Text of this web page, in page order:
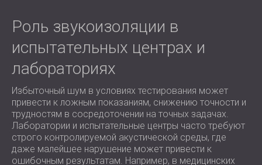
ЗАЛЫ
ЗВУКОИЗОЛЯЦИЯ И АКУСТИЧЕСКИЕ
РЕШЕНИЯ ДЛЯ ТОРГОВЫХ
ПОМЕЩЕНИЙ
ЗВУКОИЗОЛЯЦИЯ И АКУСТИКА ДЛЯ
ОБРАЗОВАТЕЛЬНЫХ УЧРЕЖДЕНИЙ
SOUND INSULATION AND ACOUSTICS
FOR HEALTH CARE FACILITIES
ЗВУКОИЗОЛЯЦИОННЫЕ И
АКУСТИЧЕСКИЕ РЕШЕНИЯ ДЛЯ
POLAND (PL)
FINLAND (FI)
USA (US)
SOUTH AFRICA (ZA)
Роль звукоизоляции в
испытательных центрах и
лабораториях
Избыточный шум в условиях тестирования может
привести к ложным показаниям, снижению точности и
трудностям в сосредоточении на точных задачах.
Лаборатории и испытательные центры часто требуют
строго контролируемой акустической среды, где
даже малейшее нарушение может привести к
ошибочным результатам. Например, в медицинских